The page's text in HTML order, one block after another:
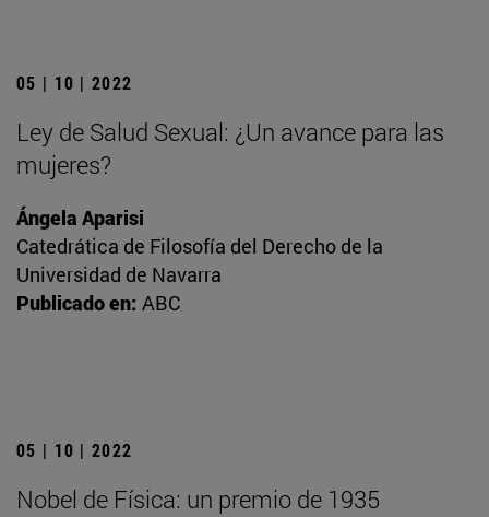
05 | 10 | 2022
Ley de Salud Sexual: ¿Un avance para las
mujeres?
Ángela Aparisi
Catedrática de Filosofía del Derecho de la
Universidad de Navarra
Publicado en: ABC
05 | 10 | 2022
Nobel de Física: un premio de 1935